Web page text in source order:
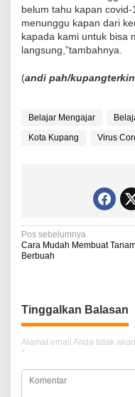
belum tahu kapan
menunggu kapan dari
kapada kami untuk bisa
langsung,”tambahnya.
(andi pah/
Belajar Mengajar
Kota Kupang
Virus
N
a
g
a
s
Pos sebelumnya
Cara Mudah Membuat
Berbuah
Tinggalkan Balasan
Alamat email Anda tidak
*